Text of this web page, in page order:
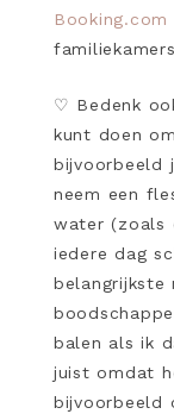
Booking.com
♡ Bedenk
kunt doen
bijvoorbeeld
neem een
water (zoals
iedere dag
belangrijkste
balen als ik
juist omdat
bijvoorbeeld